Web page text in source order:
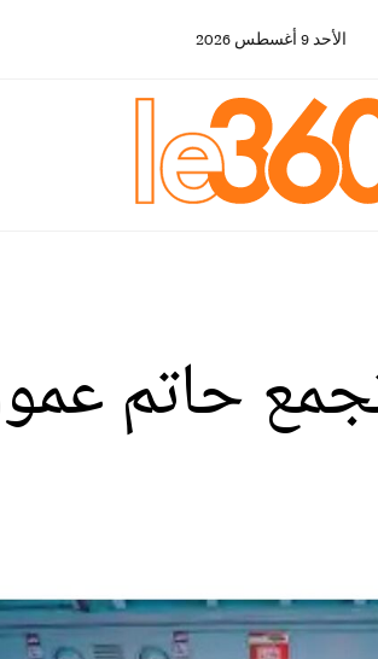
الأحد 9 أغسطس 2026
تجمع حاتم